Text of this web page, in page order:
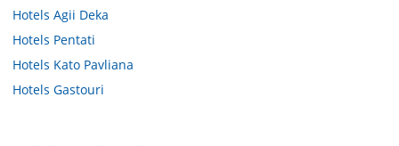
Hotels Agii Deka
Hotels Pentati
Hotels Kato Pavliana
Hotels Gastouri